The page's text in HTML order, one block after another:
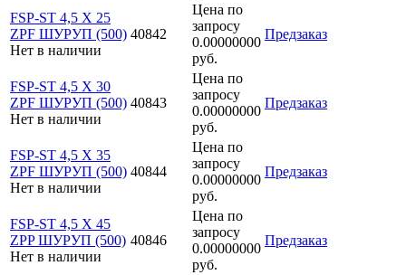
FSP-ST 4,5 X 25
ZPF ШУРУП (500)
Нет в наличии
40842
Цена по
запросу
0.00000000
руб.
Предзаказ
FSP-ST 4,5 X 30
ZPF ШУРУП (500)
Нет в наличии
40843
Цена по
запросу
0.00000000
руб.
Предзаказ
FSP-ST 4,5 X 35
ZPF ШУРУП (500)
Нет в наличии
40844
Цена по
запросу
0.00000000
руб.
Предзаказ
FSP-ST 4,5 X 45
ZPP ШУРУП (500)
Нет в наличии
40846
Цена по
запросу
0.00000000
руб.
Предзаказ